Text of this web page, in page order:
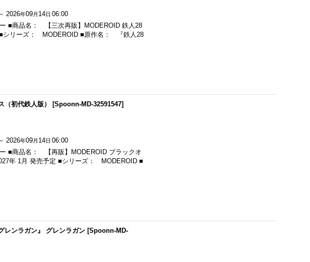
2026年09月 14日 06:00
■商品名： 【三次再販】MODEROID 鉄人28
シリーズ： MODEROID ■原作名： 『鉄人28
（初代鉄人版） [Spoonn-MD-32591547]
2026年09月 14日 06:00
■商品名： 【再販】MODEROID ブラックオ
年 1月 発売予定 ■シリーズ： MODEROID ■
レンラガン』 グレンラガン [Spoonn-MD-